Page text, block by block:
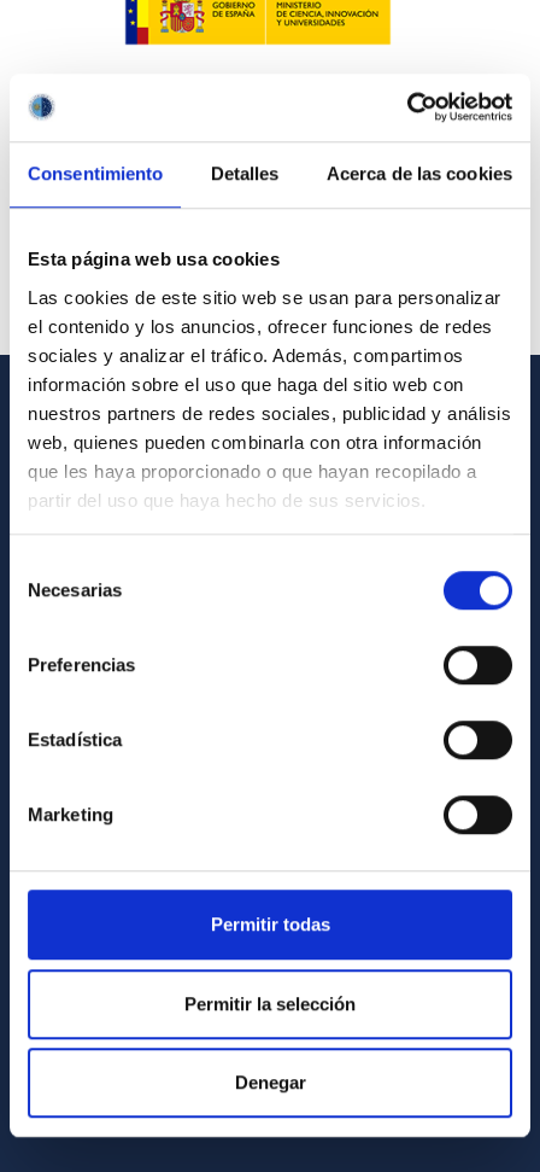
Consentimiento Detalles Acerca de las cookies
Esta página web usa cookies
Las cookies de este sitio web se usan para personalizar
el contenido y los anuncios, ofrecer funciones de redes
sociales y analizar el tráfico. Además, compartimos
información sobre el uso que haga del sitio web con
nuestros partners de redes sociales, publicidad y análisis
web, quienes pueden combinarla con otra información
que les haya proporcionado o que hayan recopilado a
partir del uso que haya hecho de sus servicios.
Necesarias
Preferencias
Estadística
Marketing
Permitir todas
Permitir la selección
Denegar
GENERAL INFORMATION
Contact
How to get to the IAC
Library
Legislation
Gender equality and diversity
Environment and Sustainability
Forever IAC
External funding
Severo Ochoa Programme
IAC Friends